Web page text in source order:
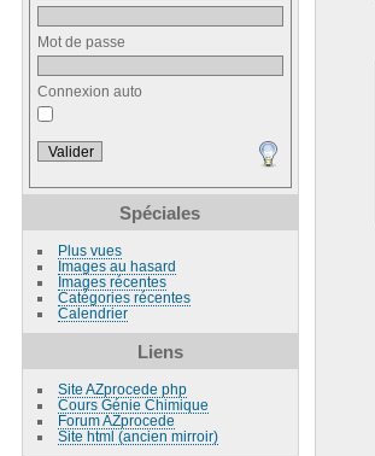
Mot de passe
Connexion auto
Spéciales
Plus vues
Images au hasard
Images récentes
Catégories récentes
Calendrier
Liens
Site AZprocede php
Cours Génie Chimique
Forum AZprocede
Site html (ancien mirroir)